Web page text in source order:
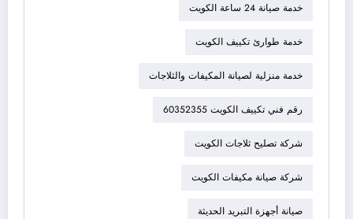
خدمة صيانة 24 ساعة الكويت
خدمة طوارئ تكييف الكويت
خدمة منزلية لصيانة المكيفات والثلاجات
رقم فني تكييف الكويت 60352355
شركة تصليح ثلاجات الكويت
شركة صيانة مكيفات الكويت
صيانة أجهزة التبريد الحديثة